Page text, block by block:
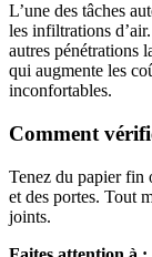
L’une des tâches
les infiltrations
autres pénétrations
qui augmente les
inconfortables.
Comment
Tenez du papier fin
et des portes. Tout
joints.